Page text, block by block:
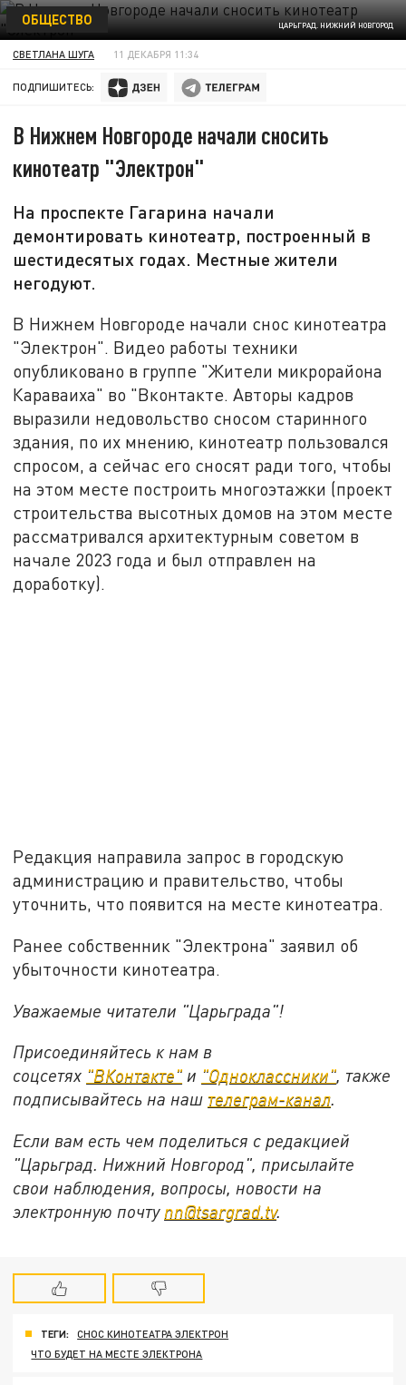
ЦАРЬГРАД. НИЖНИЙ НОВГОРОД
ОБЩЕСТВО
СВЕТЛАНА ШУГА 11 ДЕКАБРЯ 11:34
ПОДПИШИТЕСЬ:
В Нижнем Новгороде начали сносить
кинотеатр "Электрон"
На проспекте Гагарина начали
демонтировать кинотеатр, построенный в
шестидесятых годах. Местные жители
негодуют.
В Нижнем Новгороде начали снос кинотеатра
"Электрон". Видео работы техники
опубликовано в группе "Жители микрорайона
Караваиха" во "Вконтакте. Авторы кадров
выразили недовольство сносом старинного
здания, по их мнению, кинотеатр пользовался
спросом, а сейчас его сносят ради того, чтобы
на этом месте построить многоэтажки (проект
строительства высотных домов на этом месте
рассматривался архитектурным советом в
начале 2023 года и был отправлен на
доработку).
Редакция направила запрос в городскую
администрацию и правительство, чтобы
уточнить, что появится на месте кинотеатра.
Ранее собственник "Электрона" заявил об
убыточности кинотеатра.
Уважаемые читатели "Царьграда"!
Присоединяйтесь к нам в
соцсетях "ВКонтакте" и "Одноклассники", также
подписывайтесь на наш телеграм-канал.
Если вам есть чем поделиться с редакцией
"Царьград. Нижний Новгород", присылайте
свои наблюдения, вопросы, новости на
электронную почту nn@tsargrad.tv.
ТЕГИ:
СНОС КИНОТЕАТРА ЭЛЕКТРОН
ЧТО БУДЕТ НА МЕСТЕ ЭЛЕКТРОНА